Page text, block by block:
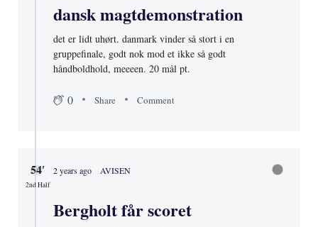
dansk magtdemonstration
det er lidt uhørt. danmark vinder så stort i en
gruppefinale, godt nok mod et ikke så godt
håndboldhold, meeeen. 20 mål pt.
0 Share Comment
54′
2nd Half
2 years ago AVISEN
Bergholt får scoret